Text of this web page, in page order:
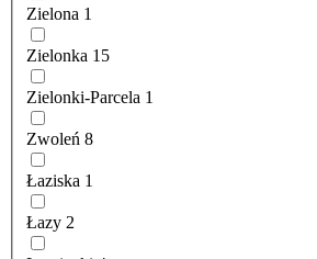
Zielona 1
Zielonka 15
Zielonki-Parcela 1
Zwoleń 8
Łaziska 1
Łazy 2